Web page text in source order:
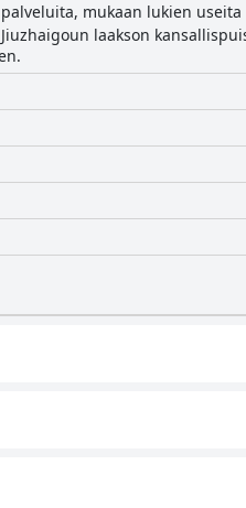
mukaan lukien useita
laakson